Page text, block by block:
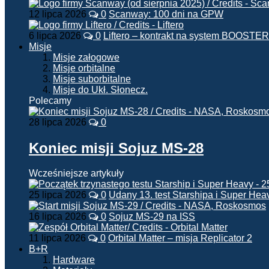
12 lipca 2026 0 Scanway: 100 dni na GPW
6 lipca 2026 0 Liftero – kontrakt na system BOOSTER
Misje
Misje załogowe
Misje orbitalne
Misje suborbitalne
Misje do Ukł. Słonecz.
Polecamy
28 lipca 2026 0
Koniec misji Sojuz MS-28
Wcześniejsze artykuły
25 lipca 2026 0 Udany 13. test Starshipa i Super
16 lipca 2026 0 Sojuz MS-29 na ISS
11 lipca 2026 0 Orbital Matter – misja Replicator 2
B+R
Hardware